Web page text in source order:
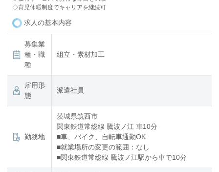
◇育児休暇制度でキャリアを継続可
求人の基本内容
募集業
種・職
種
組立・素材加工
雇用形
態
派遣社員
勤務地
茨城県筑西市
関東鉄道常総線 騰波ノ江 車10分
■車、バイク、自転車通勤OK
■就業場所の変更の範囲：なし
■関東鉄道常総線 騰波ノ江駅から車で10分